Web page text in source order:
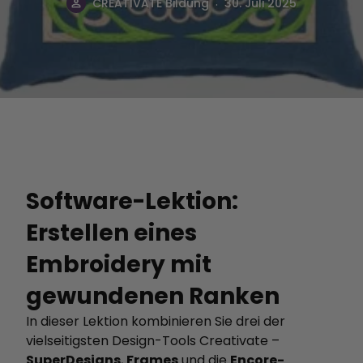
Software-Lektion:
Erstellen eines
Embroidery mit
gewundenen Ranken
In dieser Lektion kombinieren Sie drei der
vielseitigsten Design-Tools Creativate –